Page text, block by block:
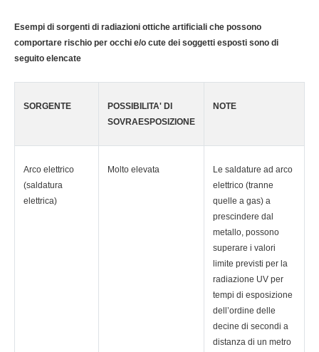
Esempi di sorgenti di radiazioni ottiche artificiali che possono
comportare rischio per occhi e/o cute dei soggetti esposti sono di
seguito elencate
SORGENTE
POSSIBILITA' DI
SOVRAESPOSIZIONE
NOTE
Arco elettrico
(saldatura
elettrica)
Molto elevata
Le saldature ad arco
elettrico (tranne
quelle a gas) a
prescindere dal
metallo, possono
superare i valori
limite previsti per la
radiazione UV per
tempi di esposizione
dell’ordine delle
decine di secondi a
distanza di un metro